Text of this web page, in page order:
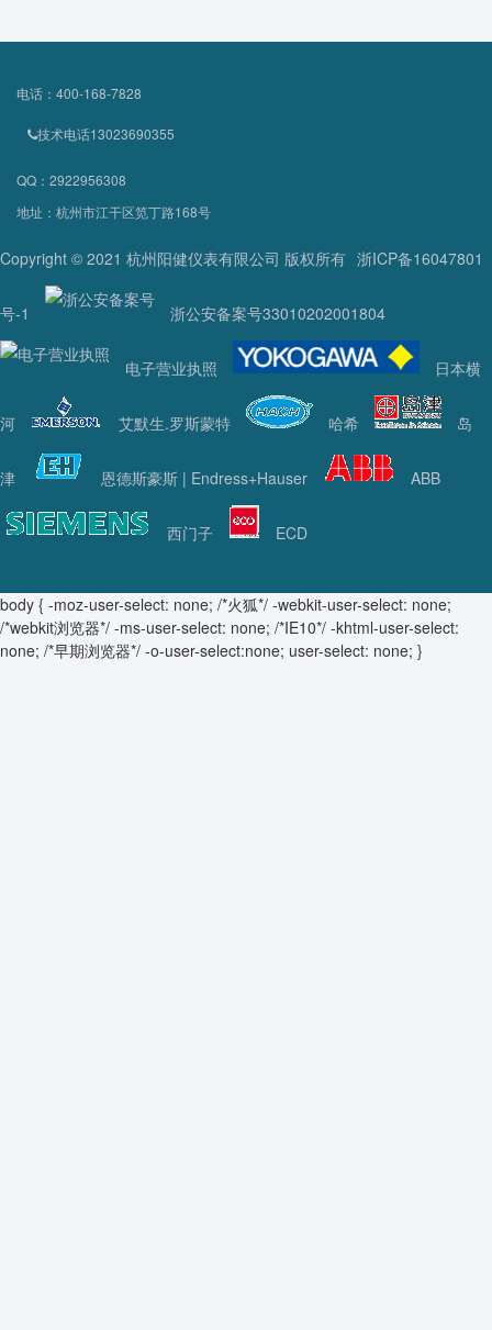
电话：400-168-7828
技术电话13023690355
QQ：2922956308
地址：杭州市江干区笕丁路168号
Copyright © 2021 杭州阳健仪表有限公司 版权所有 浙ICP备16047801
号-1 浙公安备案号33010202001804
电子营业执照 日本横
河 艾默生.罗斯蒙特 哈希 岛
津 恩德斯豪斯 | Endress+Hauser ABB
西门子 ECD
body { -moz-user-select: none; /*火狐*/ -webkit-user-select: none;
/*webkit浏览器*/ -ms-user-select: none; /*IE10*/ -khtml-user-select:
none; /*早期浏览器*/ -o-user-select:none; user-select: none; }